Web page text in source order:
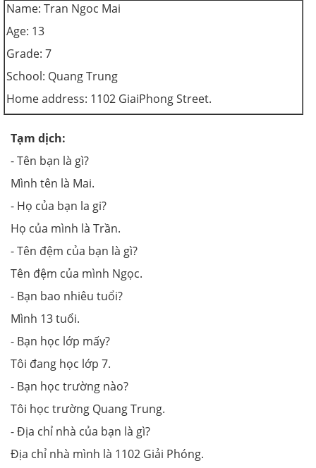
Name: Tran Ngoc Mai
Age: 13
Grade: 7
School: Quang Trung
Home address: 1102 GiaiPhongStreet.
Tạm dịch:
- Tên bạn là gì?
Mình tên là Mai.
- Họ của bạn la gi?
Họ của mình là Trần.
- Tên đệm của bạn là gì?
Tên đệm của mình Ngọc.
- Bạn bao nhiêu tuổi?
Mình 13 tuổi.
- Bạn học lớp mấy?
Tôi đang học lớp 7.
- Bạn học trường nào?
Tôi học trường Quang Trung.
- Địa chỉ nhà của bạn là gì?
Địa chỉ nhà mình là 1102 Giải Phóng.